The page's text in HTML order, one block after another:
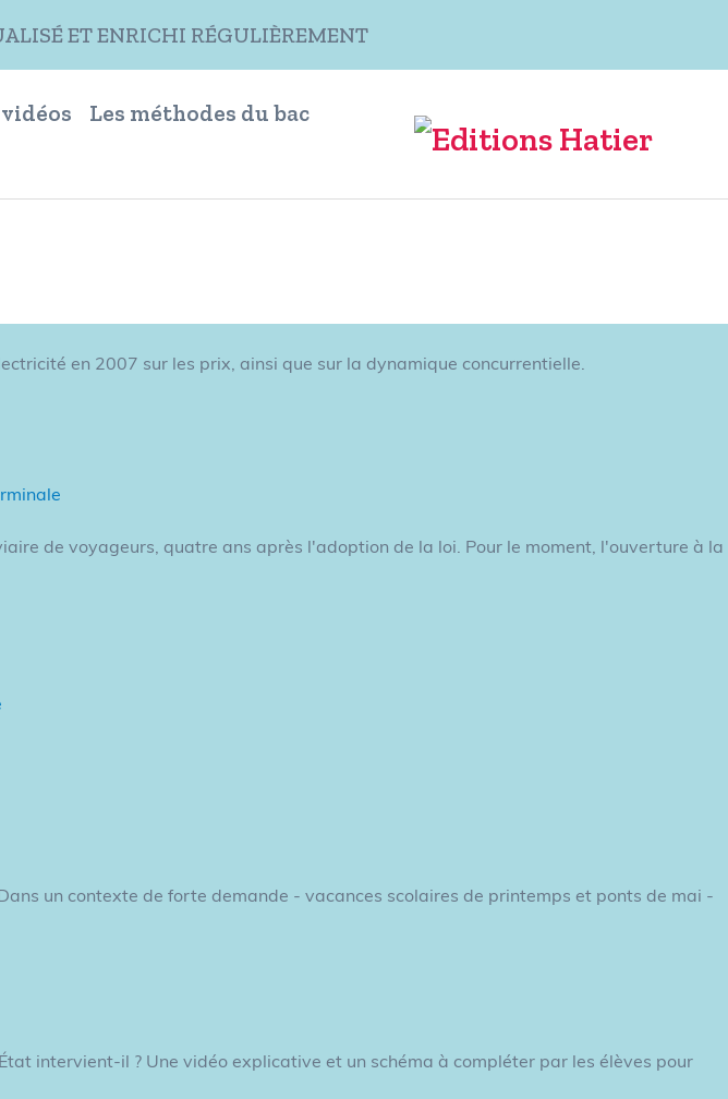
ET ENRICHI RÉGULIÈREMENT
Les méthodes du bac
en 2007 sur les prix, ainsi que sur la dynamique concurrentielle.
de voyageurs, quatre ans après l'adoption de la loi. Pour le moment, l'ouverture à la
un contexte de forte demande - vacances scolaires de printemps et ponts de mai -
intervient-il ? Une vidéo explicative et un schéma à compléter par les élèves pour